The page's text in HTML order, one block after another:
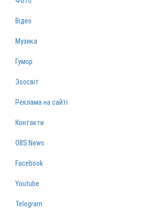
Відео
Музика
Гумор
Зоосвіт
Реклама на сайті
Контакти
OBS News
Facebook
Youtube
Telegram